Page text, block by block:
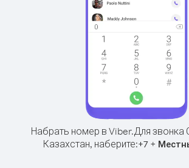
Набрать номер в Viber.Для звонка
Казахстан, наберите:+7 +